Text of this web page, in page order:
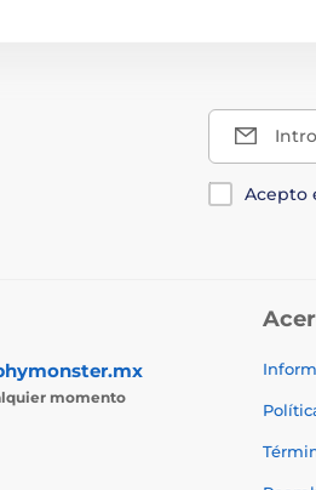
Acepto
momento